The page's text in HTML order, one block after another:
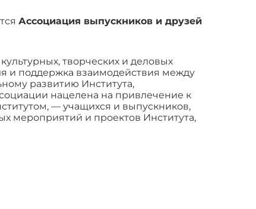
Ассоциация выпускников и друзей
творческих и деловых
и поддержка взаимодействия между
развитию Института,
нацелена на привлечение к
— учащихся и выпускников,
мероприятий и проектов Института,